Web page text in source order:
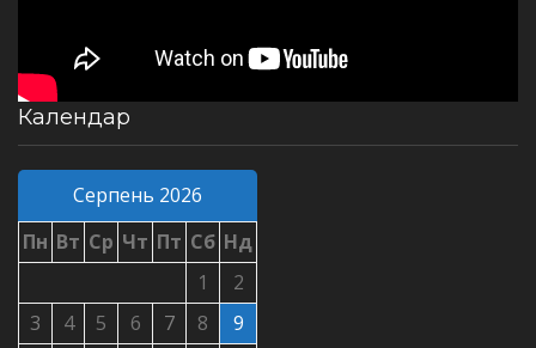
Календар
Серпень 2026
Пн Вт Ср Чт Пт Сб Нд
1
2
3
4 5 6 7 8 9